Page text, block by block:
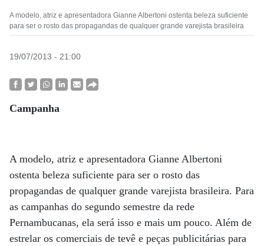
A modelo, atriz e apresentadora Gianne Albertoni ostenta beleza suficiente
para ser o rosto das propagandas de qualquer grande varejista brasileira
19/07/2013 - 21:00
Campanha
A modelo, atriz e apresentadora Gianne Albertoni
ostenta beleza suficiente para ser o rosto das
propagandas de qualquer grande varejista brasileira. Para
as campanhas do segundo semestre da rede
Pernambucanas, ela será isso e mais um pouco. Além de
estrelar os comerciais de tevê e peças publicitárias para